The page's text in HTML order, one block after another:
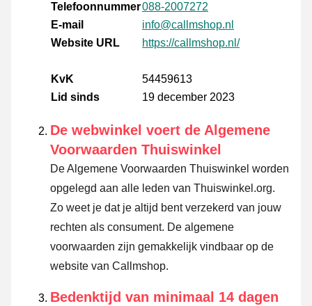
Telefoonnummer088-2007272
E-mail
info@callmshop.nl
Website URL
https://callmshop.nl/
KvK
54459613
Lid sinds
19 december 2023
De webwinkel voert de Algemene
Voorwaarden Thuiswinkel
De Algemene Voorwaarden Thuiswinkel worden
opgelegd aan alle leden van Thuiswinkel.org.
Zo weet je dat je altijd bent verzekerd van jouw
rechten als consument. De algemene
voorwaarden zijn gemakkelijk vindbaar op de
website van Callmshop.
Bedenktijd van minimaal 14 dagen